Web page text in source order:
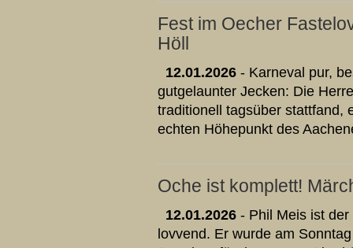
Fest im Oecher
Höll
12.01.2026 - Karneval pur,
gutgelaunter Jecken: Die
traditionell tagsüber stattfand,
echten Höhepunkt des
Oche ist komplett!
12.01.2026 - Phil Meis ist
lovvend. Er wurde am